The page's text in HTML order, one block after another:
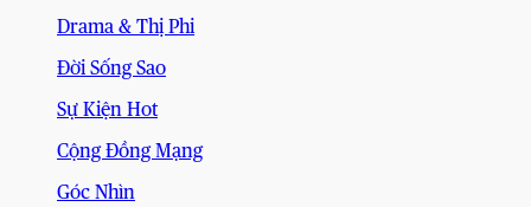
Drama & Thị Phi
Đời Sống Sao
Sự Kiện Hot
Cộng Đồng Mạng
Góc Nhìn